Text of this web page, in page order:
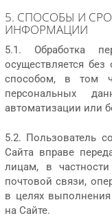
5. СПОСОБЫ И
ИНФОРМАЦИИ
5.1. Обработка
осуществляется
способом, в том
персональных
автоматизации или
5.2. Пользователь
Сайта вправе
лицам, в
почтовой связи,
в целях
на Сайте.